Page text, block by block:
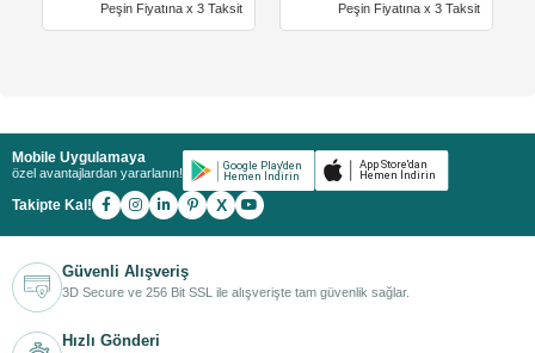
Peşin Fiyatına x 3 Taksit Peşin Fiyatına x 3 Taksit
Mobile Uygulamaya
özel avantajlardan yararlanın!
Takipte Kal! X
Güvenli Alışveriş
3D Secure ve 256 Bit SSL ile alışverişte tam güvenlik sağlar.
Hızlı Gönderi